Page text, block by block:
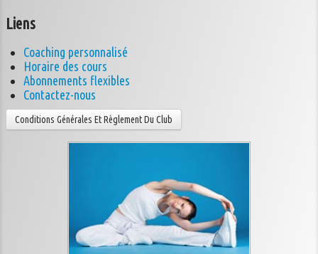
Liens
Coaching personnalisé
Horaire des cours
Abonnements flexibles
Contactez-nous
Conditions Générales Et Règlement Du Club